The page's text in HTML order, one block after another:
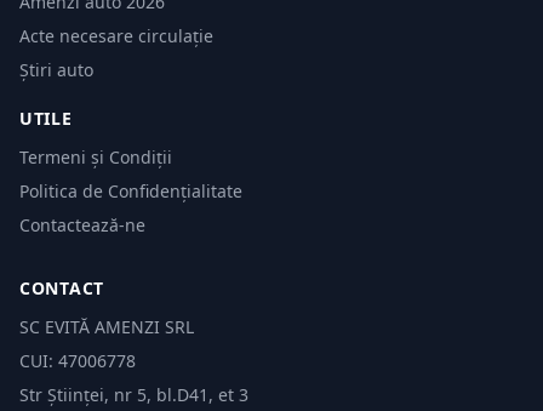
Acte necesare circulație
Știri auto
UTILE
Termeni și Condiții
Politica de Confidențialitate
Contactează-ne
CONTACT
SC EVITĂ AMENZI SRL
CUI: 47006778
Str Științei, nr 5, bl.D41, et 3